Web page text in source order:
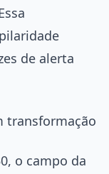
de alerta
transformação
o campo da